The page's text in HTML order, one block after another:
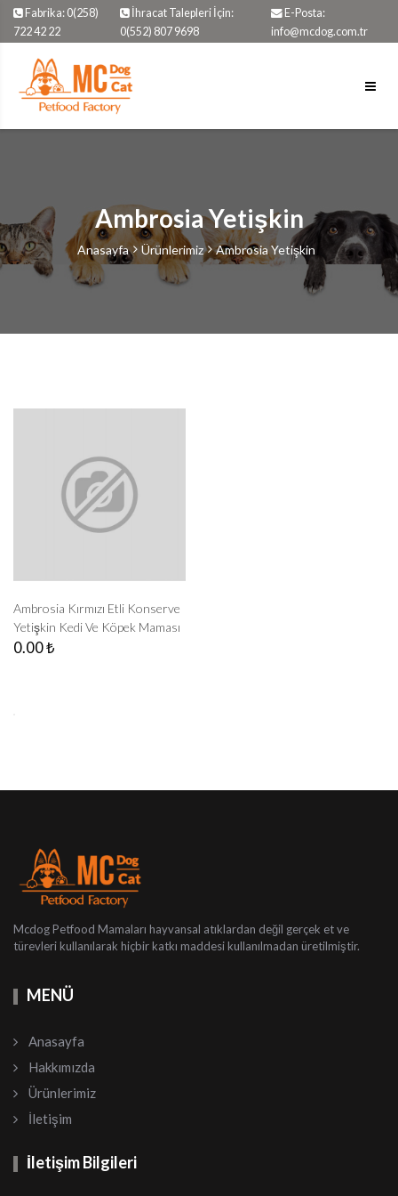
Fabrika: 0(258)
722 42 22
İhracat Talepleri İçin:
0(552) 807 9698
E-Posta:
info@mcdog.com.tr
Ambrosia Yetişkin
Anasayfa Ürünlerimiz Ambrosia Yetişkin
Ambrosia Kırmızı Etli Konserve
Yetişkin Kedi Ve Köpek Maması
Koli (20'Li)
0.00 ₺
Mcdog Petfood Mamaları hayvansal atıklardan değil gerçek et ve
türevleri kullanılarak hiçbir katkı maddesi kullanılmadan üretilmiştir.
MENÜ
Anasayfa
Hakkımızda
Ürünlerimiz
İletişim
İletişim Bilgileri